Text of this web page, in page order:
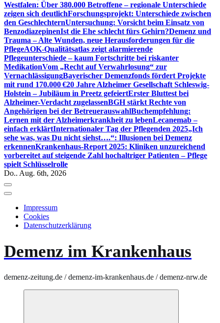
Westfalen: Über 380.000 Betroffene – regionale Unterschiede
zeigen sich deutlichForschungsprojekt: Unterschiede zwischen
den GeschlechternUntersuchung: Vorsicht beim Einsatz von
BenzodiazepinenIst die Ehe schlecht fürs Gehirn?Demenz und
Trauma – Alte Wunden, neue Herausforderungen für die
PflegeAOK-Qualitätsatlas zeigt alarmierende
Pflegeunterschiede – kaum Fortschritte bei riskanter
MedikationVom „Recht auf Verwahrlosung“ zur
VernachlässigungBayerischer Demenzfonds fördert Projekte
mit rund 170.000 €20 Jahre Alzheimer Gesellschaft Schleswig-
Holstein – Jubiläum in Preetz gefeiertErster Bluttest bei
Alzheimer-Verdacht zugelassenBGH stärkt Rechte von
Angehörigen bei der BetreuerauswahlBuchempfehlung:
Lernen mit der Alzheimerkrankheit zu lebenLecanemab –
einfach erklärtInternationaler Tag der Pflegenden 2025„Ich
sehe was, was Du nicht siehst….“: Illusionen bei Demenz
erkennenKrankenhaus-Report 2025: Kliniken unzureichend
vorbereitet auf steigende Zahl hochaltriger Patienten – Pflege
spielt Schlüsselrolle
Do.. Aug. 6th, 2026
Impressum
Cookies
Datenschutzerklärung
Demenz im Krankenhaus
demenz-zeitung.de / demenz-im-krankenhaus.de / demenz-nrw.de